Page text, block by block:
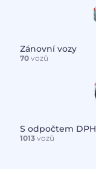
Zánovní vozy
70vozů
S odpočtem DPH
1013vozů